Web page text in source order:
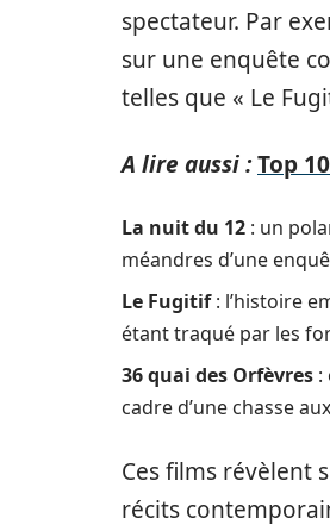
spectateur. Par
sur une enquête
telles que « Le
A lire aussi :Top
La nuit du 12 : un
méandres d’une
Le Fugitif: l’histoire
étant traqué par les
36 quai des Orfèvres :
cadre d’une chasse
Ces films révèlent
récits